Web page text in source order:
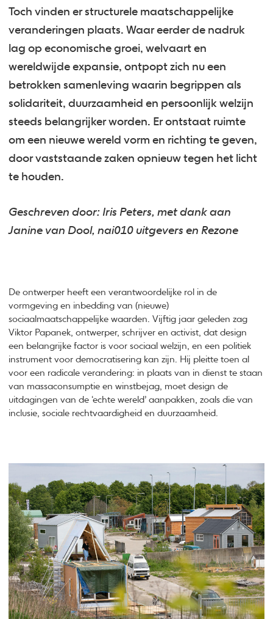
Toch vinden er structurele maatschappelijke
veranderingen plaats. Waar eerder de nadruk
lag op economische groei, welvaart en
wereldwijde expansie, ontpopt zich nu een
betrokken samenleving waarin begrippen als
solidariteit, duurzaamheid en persoonlijk welzijn
steeds belangrijker worden. Er ontstaat ruimte
om een nieuwe wereld vorm en richting te geven,
door vaststaande zaken opnieuw tegen het licht
te houden.
Geschreven door: Iris Peters, met dank aan
Janine van Dool, nai010 uitgevers en Rezone
De ontwerper heeft een verantwoordelijke rol in de
vormgeving en inbedding van (nieuwe)
sociaalmaatschappelijke waarden. Vijftig jaar geleden zag
Viktor Papanek, ontwerper, schrijver en activist, dat design
een belangrijke factor is voor sociaal welzijn, en een politiek
instrument voor democratisering kan zijn. Hij pleitte toen al
voor een radicale verandering: in plaats van in dienst te staan
van massaconsumptie en winstbejag, moet design de
uitdagingen van de ‘echte wereld’ aanpakken, zoals die van
inclusie, sociale rechtvaardigheid en duurzaamheid.